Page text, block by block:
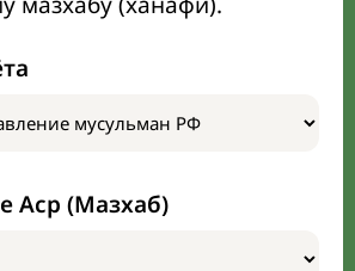
Аср (Мазхаб)